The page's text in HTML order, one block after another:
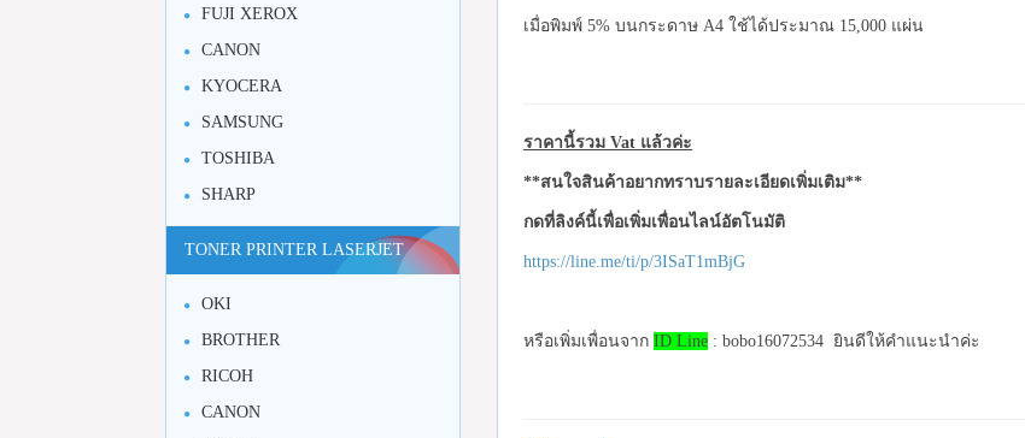
เมื่อพิมพ์ 5% บนกระดาษ A4 ใช้ได้ประมาณ 15,000 แผ่น
ราคานี้รวม Vat แล้วค่ะ
**สนใจสินค้าอยากทราบรายละเอียดเพิ่มเติม**
กดที่ลิงค์นี้เพื่อเพิ่มเพื่อนไลน์อัตโนมัติ
https://line.me/ti/p/3ISaT1mBjG
หรือเพิ่มเพื่อนจาก ID Line : bobo16072534 ยินดีให้คำแนะนำค่ะ
FUJI XEROX
CANON
KYOCERA
SAMSUNG
TOSHIBA
SHARP
TONER PRINTER LASERJET
OKI
BROTHER
RICOH
CANON